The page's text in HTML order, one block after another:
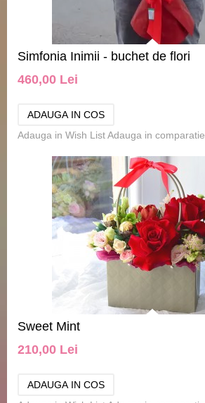
Simfonia Inimii - buchet de flori
460,00 Lei
Adauga in Wish ListAdauga in comparatie
Sweet Mint
210,00 Lei